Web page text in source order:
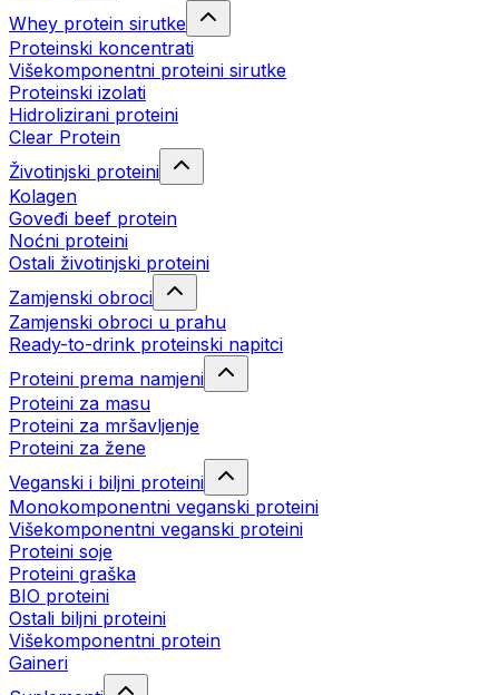
Whey protein sirutke
Proteinski koncentrati
Višekomponentni proteini sirutke
Proteinski izolati
Hidrolizirani proteini
Clear Protein
Životinjski proteini
Kolagen
Goveđi beef protein
Noćni proteini
Ostali životinjski proteini
Zamjenski obroci
Zamjenski obroci u prahu
Ready-to-drink proteinski napitci
Proteini prema namjeni
Proteini za masu
Proteini za mršavljenje
Proteini za žene
Veganski i biljni proteini
Monokomponentni veganski proteini
Višekomponentni veganski proteini
Proteini soje
Proteini graška
BIO proteini
Ostali biljni proteini
Višekomponentni protein
Gaineri